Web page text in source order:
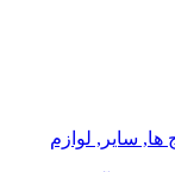
سایر, لوازم